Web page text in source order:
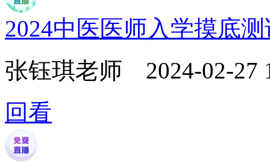
2024中医医师入学摸底
张钰琪老师 2024-02-27
回看